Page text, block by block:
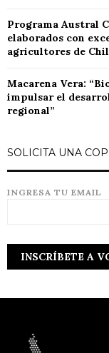
Programa Austral
elaborados con
agricultores de
Macarena Vera:
impulsar el
regional”
SOLICITA UNA
INGRESA TU EMAIL